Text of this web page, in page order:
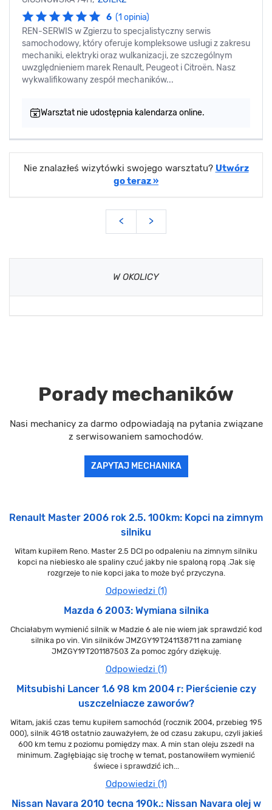
6 (1 opinia)
REN-SERWIS w Zgierzu to specjalistyczny serwis
samochodowy, który oferuje kompleksowe usługi z zakresu
mechaniki, elektryki oraz wulkanizacji, ze szczególnym
uwzględnieniem marek Renault, Peugeot i Citroën. Nasz
wykwalifikowany zespół mechaników...
Warsztat nie udostępnia kalendarza online.
Nie znalazłeś wizytówki swojego warsztatu? Utwórz
go teraz »
< >
W OKOLICY
Porady mechaników
Nasi mechanicy za darmo odpowiadają na pytania związane
z serwisowaniem samochodów.
ZAPYTAJ MECHANIKA
Renault Master 2006 rok 2.5. 100km: Kopci na zimnym
silniku
Witam kupiłem Reno. Master 2.5 DCI po odpaleniu na zimnym silniku
kopci na niebiesko ale spaliny czuć jakby nie spaloną ropą .Jak się
rozgrzeje to nie kopci jaka to może być przyczyna.
Odpowiedzi (1)
Mazda 6 2003: Wymiana silnika
Chciałabym wymienić silnik w Madzie 6 ale nie wiem jak sprawdzić kod
silnika po vin. Vin silników JMZGY19T241138711 na zamianę
JMZGY19T201187503 Za pomoc zgóry dziękuję.
Odpowiedzi (1)
Mitsubishi Lancer 1.6 98 km 2004 r: Pierścienie czy
uszczelniacze zaworów?
Witam, jakiś czas temu kupiłem samochód (rocznik 2004, przebieg 195
000), silnik 4G18 ostatnio zauważyłem, że od czasu zakupu, czyli jakieś
600 km temu z poziomu pomiędzy max. A min stan oleju zszedł na
minimum. Zagłębiając się trochę w temat, postanowiłem wymienić
świece i sprawdzić ich...
Odpowiedzi (1)
Nissan Navara 2010 tecna 190k.: Nissan Navara olej w